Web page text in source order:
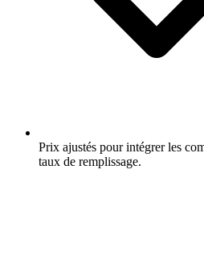
Prix ajustés pour intégrer les
taux de remplissage.